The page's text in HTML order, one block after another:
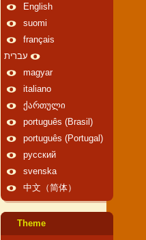
English
suomi
français
עברית
magyar
italiano
ქართული
português (Brasil)
português (Portugal)
русский
svenska
中文（简体）
Theme